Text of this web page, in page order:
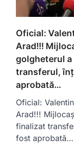
Oficial:
Arad!!!
golgheterul
transferul,
aprobată…
Oficial:
Arad!!!
finalizat
fost